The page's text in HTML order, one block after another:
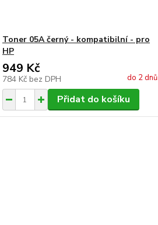
Toner 05A černý - kompatibilní - pro
HP
949 Kč
784 Kč bez DPH do 2 dnů
Přidat do košíku